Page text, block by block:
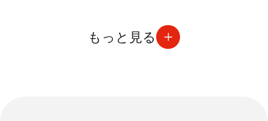
もっと見る